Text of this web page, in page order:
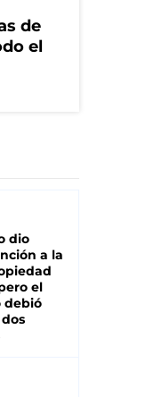
de
el
dio
a la
el
debió